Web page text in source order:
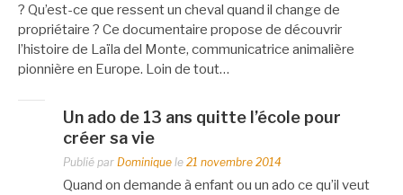
? Qu’est-ce que ressent un cheval quand il change de
propriétaire ? Ce documentaire propose de découvrir
l’histoire de Laïla del Monte, communicatrice animalière
pionnière en Europe. Loin de tout…
Un ado de 13 ans quitte l’école pour
créer sa vie
Publié par Dominique le 21 novembre 2014
Quand on demande à enfant ou un ado ce qu’il veut